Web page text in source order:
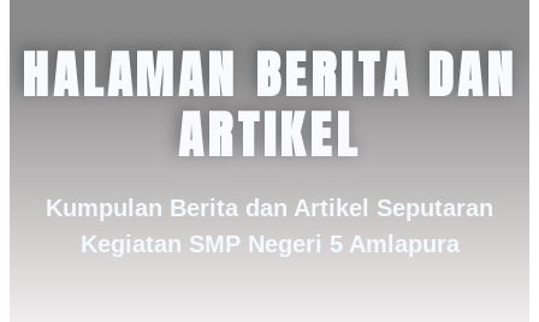
HALAMAN BERITA DAN
ARTIKEL
Kumpulan Berita dan Artikel Seputaran
Kegiatan SMP Negeri 5 Amlapura